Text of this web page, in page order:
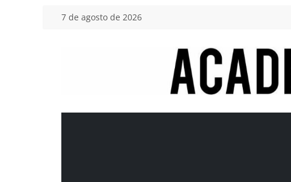
Saltar7 de agosto de 2026
Academia
del